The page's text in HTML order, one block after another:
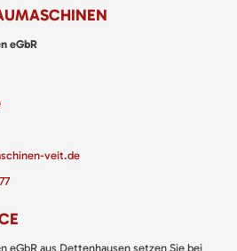
eGbR
veit.de
eGbR aus Dettenhausen setzen Sie bei